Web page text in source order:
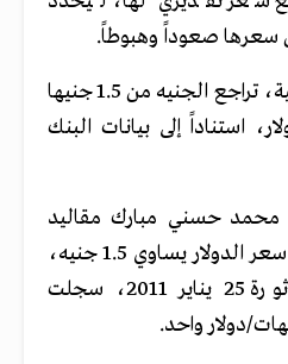
سعرها صعوداً وهبوطاً.
وخلال الأربعين عاما الماضية، تراجع الجنيه من 1.5 جنيها
استناداً إلى بيانات البنك
محمد حسني مبارك مقاليد
السلطة عام 1981، كان سعر الدولار يساوي 1.5 جنيه،
وفي نهاية حكمه عقب ثورة 25 يناير 2011، سجلت